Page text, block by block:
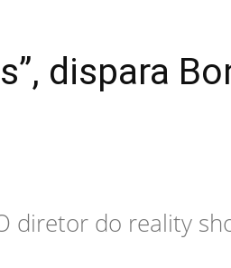
dispara
diretor do reality